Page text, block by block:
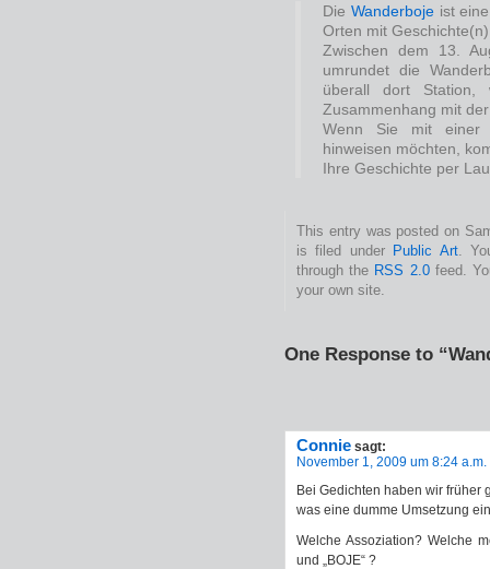
Die Wanderbojeist eine
Orten mit
Zwischen dem 13.
umrundet die
überall dort
Zusammenhang mit
Wenn Sie mit einer
hinweisen möchten,
Ihre Geschichte per
This entry was posted on
is filed under Public Art.
through the RSS 2.0feed.
your own site.
One Response to
Connie sagt:
November 1, 2009 um 8:24 a.m.
Bei Gedichten haben wir früher
was eine dumme Umsetzung
Welche Assoziation? Welche
und „BOJE“ ?